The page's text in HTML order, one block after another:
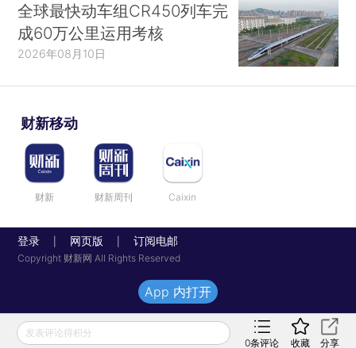
全球最快动车组CR450列车完
成60万公里运用考核
2026年08月10日
财新移动
财新 财新周刊 Caixin
登录 网页版 订阅电邮
Copyright 财新网 All Rights Reserved
发表评论得积分
0条评论 收藏 分享
App 内打开